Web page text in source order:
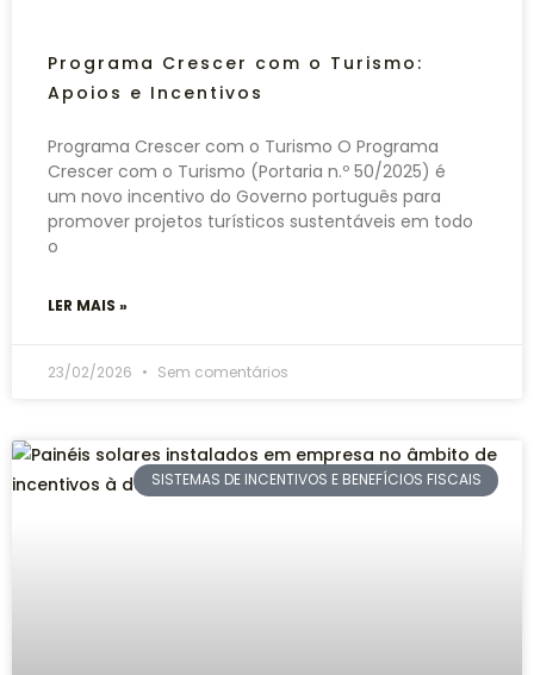
Programa Crescer com o Turismo:
Apoios e Incentivos
Programa Crescer com o Turismo O Programa
Crescer com o Turismo (Portaria n.º 50/2025) é
um novo incentivo do Governo português para
promover projetos turísticos sustentáveis em todo
o
LER MAIS »
23/02/2026 Sem comentários
SISTEMAS DE INCENTIVOS E BENEFÍCIOS FISCAIS